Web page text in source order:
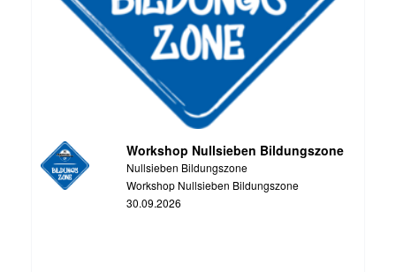
Workshop Nullsieben Bildungszone
Nullsieben Bildungszone
Workshop Nullsieben Bildungszone
30.09.2026